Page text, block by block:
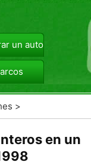
un automóvil
>
en un